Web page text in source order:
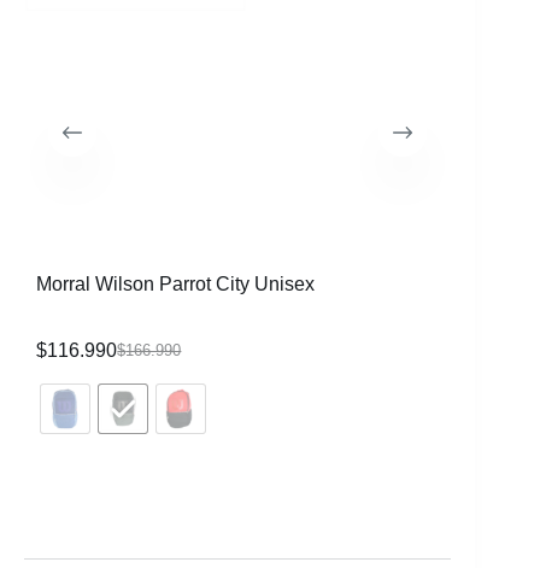
Morral Wilson Parrot City Unisex
$166.990
$116.990